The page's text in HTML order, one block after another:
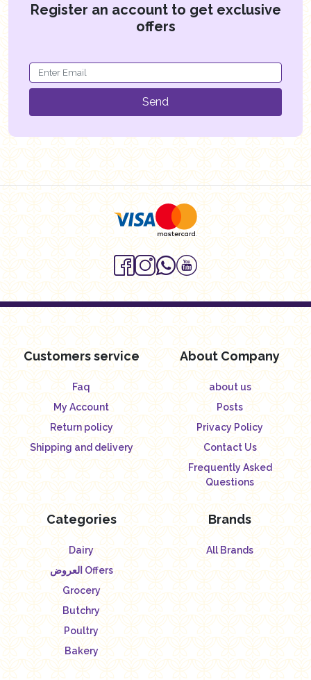
Register an account to get exclusive
offers
Send
Customers service
Faq
My Account
Return policy
Shipping and delivery
About Company
about us
Posts
Privacy Policy
Contact Us
Frequently Asked
Questions
Categories
Dairy
العروض Offers
Grocery
Butchry
Poultry
Bakery
Brands
All Brands